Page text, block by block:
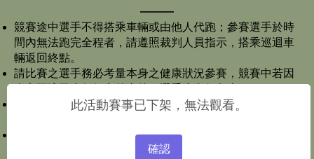
競賽途中選手不得搭乘車輛或由他人代跑；參賽選手於時
間內無法跑完全程者，請遵照裁判人員指示，搭乘巡迴車
輛返回終點。
請比賽之選手務必考量本身之健康狀況參賽，競賽中若因
參賽選手必須佩戴大會發給之號碼布參加比賽，否則取消
參賽選手未佩戴信物者回終點(應戴於手腕處，以利裁判檢
查)，將取消該次賽事成績。
此活動賽事已下架，無法觀看。
確認